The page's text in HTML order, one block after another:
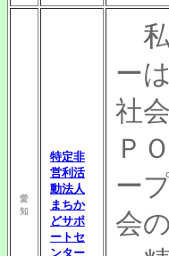
愛
知
特定非
営利活
動法人
まちか
どサポ
ートセ
ンター
私
ー
社
Ｐ
ー
会